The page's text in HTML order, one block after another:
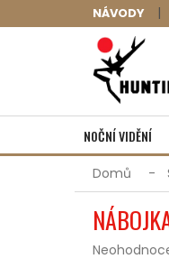
na
NÁVODY
NOČNÍ VIDĚNÍ
Domů
Průměrné